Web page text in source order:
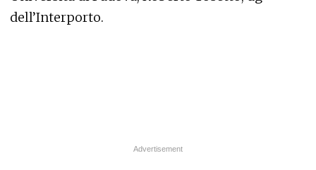
dell’Interporto.